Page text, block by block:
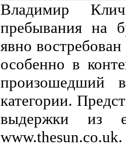
Владимир
пребывания на
явно
особенно в
произошедший
категории.
выдержки из
www.thesun.co.uk.